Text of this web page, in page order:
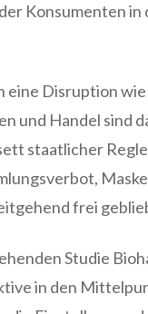
Konsumenten in
Disruption wie
und Handel sind
staatlicher
frei
Studie
in den